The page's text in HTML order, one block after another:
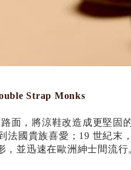
Strap Monks
面，將涼鞋改造成更堅固
國貴族喜愛；19 世紀末
並迅速在歐洲紳士間流行